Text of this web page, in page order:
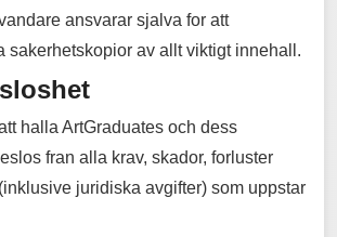
ansvarar sjalva for att
sakerhetskopior av allt viktigt innehall.
halla ArtGraduates och dess
fran alla krav, skador, forluster
juridiska avgifter) som uppstar